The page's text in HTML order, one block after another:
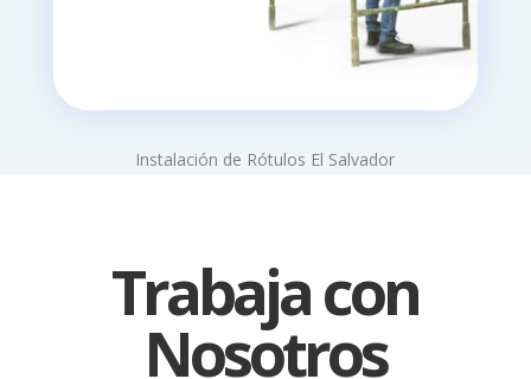
Instalación de Rótulos El Salvador
Trabaja con
Nosotros